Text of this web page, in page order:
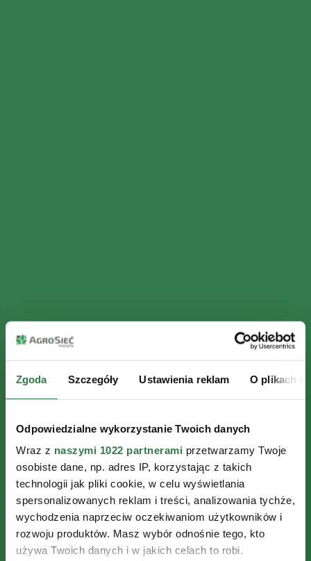
Zgoda Szczegóły Ustawienia reklam O plikach
Odpowiedzialne wykorzystanie Twoich danych
Wraz z naszymi 1022 partnerami przetwarzamy Twoje
osobiste dane, np. adres IP, korzystając z takich
technologii jak pliki cookie, w celu wyświetlania
spersonalizowanych reklam i treści, analizowania tychże,
wychodzenia naprzeciw oczekiwaniom użytkowników i
rozwoju produktów. Masz wybór odnośnie tego, kto
używa Twoich danych i w jakich celach to robi.